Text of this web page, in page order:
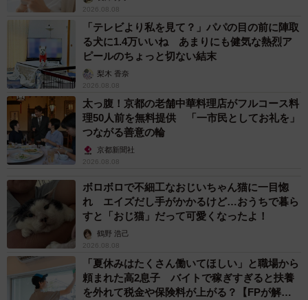
2026.08.08
「テレビより私を見て？」パパの目の前に陣取
る犬に1.4万いいね あまりにも健気な熱烈ア
ピールのちょっと切ない結末
梨木 香奈
2026.08.08
太っ腹！京都の老舗中華料理店がフルコース料
理50人前を無料提供 「一市民としてお礼を」
つながる善意の輪
京都新聞社
2026.08.08
ボロボロで不細工なおじいちゃん猫に一目惚
れ エイズだし手がかかるけど…おうちで暮ら
すと「おじ猫」だって可愛くなったよ！
鶴野 浩己
2026.08.08
「夏休みはたくさん働いてほしい」と職場から
頼まれた高2息子 バイトで稼ぎすぎると扶養
を外れて税金や保険料が上がる？【FPが解